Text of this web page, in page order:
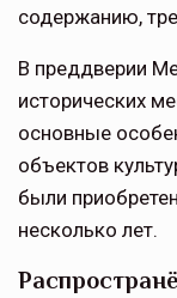
содержанию,
В преддверии
исторических
основные
объектов
были
несколько лет.